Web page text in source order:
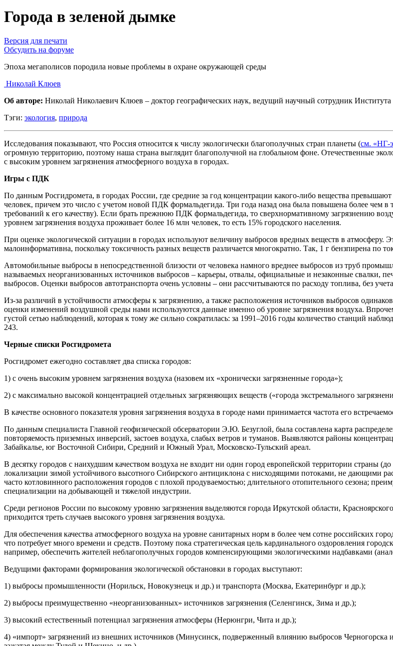
Города в зеленой дымке
Версия для печати
Обсудить на форуме
Эпоха мегаполисов породила новые проблемы в охране окружающей среды
Николай Клюев
Об авторе: Николай Николаевич Клюев – доктор географических наук, ведущий научный сотрудник
Тэги: экология, природа
Исследования показывают, что Россия относится к числу экологически благополучных стран планеты (см. «НГ-
огромную территорию, поэтому наша страна выглядит благополучной на глобальном фоне. Отечественные
с высоким уровнем загрязнения атмосферного воздуха в городах.
Игры с ПДК
По данным Росгидромета, в городах России, где средние за год концентрации какого-либо вещества
человек, причем это число с учетом новой ПДК формальдегида. Три года назад она была повышена более чем в
требований к его качеству). Если брать прежнюю ПДК формальдегида, то сверхнормативному загрязнению
уровнем загрязнения воздуха проживает более 16 млн человек, то есть 15% городского населения.
При оценке экологической ситуации в городах используют величину выбросов вредных веществ в атмосферу.
малоинформативна, поскольку токсичность разных веществ различается многократно. Так, 1 г бензпирена по
Автомобильные выбросы в непосредственной близости от человека намного вреднее выбросов из труб
называемых неорганизованных источников выбросов – карьеры, отвалы, официальные и незаконные свалки,
выбросов. Оценки выбросов автотранспорта очень условны – они рассчитываются по расходу топлива, без
Из-за различий в устойчивости атмосферы к загрязнению, а также расположения источников выбросов
оценки изменений воздушной среды нами используются данные именно об уровне загрязнения воздуха.
густой сетью наблюдений, которая к тому же сильно сократилась: за 1991–2016 годы количество станций
243.
Черные списки Росгидромета
Росгидромет ежегодно составляет два списка городов:
1) с очень высоким уровнем загрязнения воздуха (назовем их «хронически загрязненные города»);
2) с максимально высокой концентрацией отдельных загрязняющих веществ («города экстремального
В качестве основного показателя уровня загрязнения воздуха в городе нами принимается частота его
По данным специалиста Главной геофизической обсерватории Э.Ю. Безуглой, была составлена карта
повторяемость приземных инверсий, застоев воздуха, слабых ветров и туманов. Выявляются районы
Забайкалье, юг Восточной Сибири, Средний и Южный Урал, Московско-Тульский ареал.
В десятку городов с наихудшим качеством воздуха не входит ни один город европейской территории страны
локализации зимой устойчивого высотного Сибирского антициклона с нисходящими потоками, не дающими
часто котловинного расположения городов с плохой продуваемостью; длительного отопительного сезона;
специализации на добывающей и тяжелой индустрии.
Среди регионов России по высокому уровню загрязнения выделяются города Иркутской области,
приходится треть случаев высокого уровня загрязнения воздуха.
Для обеспечения качества атмосферного воздуха на уровне санитарных норм в более чем сотне российских
что потребует много времени и средств. Поэтому пока стратегическая цель кардинального оздоровления
например, обеспечить жителей неблагополучных городов компенсирующими экологическими надбавками
Ведущими факторами формирования экологической обстановки в городах выступают:
1) выбросы промышленности (Норильск, Новокузнецк и др.) и транспорта (Москва, Екатеринбург и др.);
2) выбросы преимущественно «неорганизованных» источников загрязнения (Селенгинск, Зима и др.);
3) высокий естественный потенциал загрязнения атмосферы (Нерюнгри, Чита и др.);
4) «импорт» загрязнений из внешних источников (Минусинск, подверженный влиянию выбросов Черногорска